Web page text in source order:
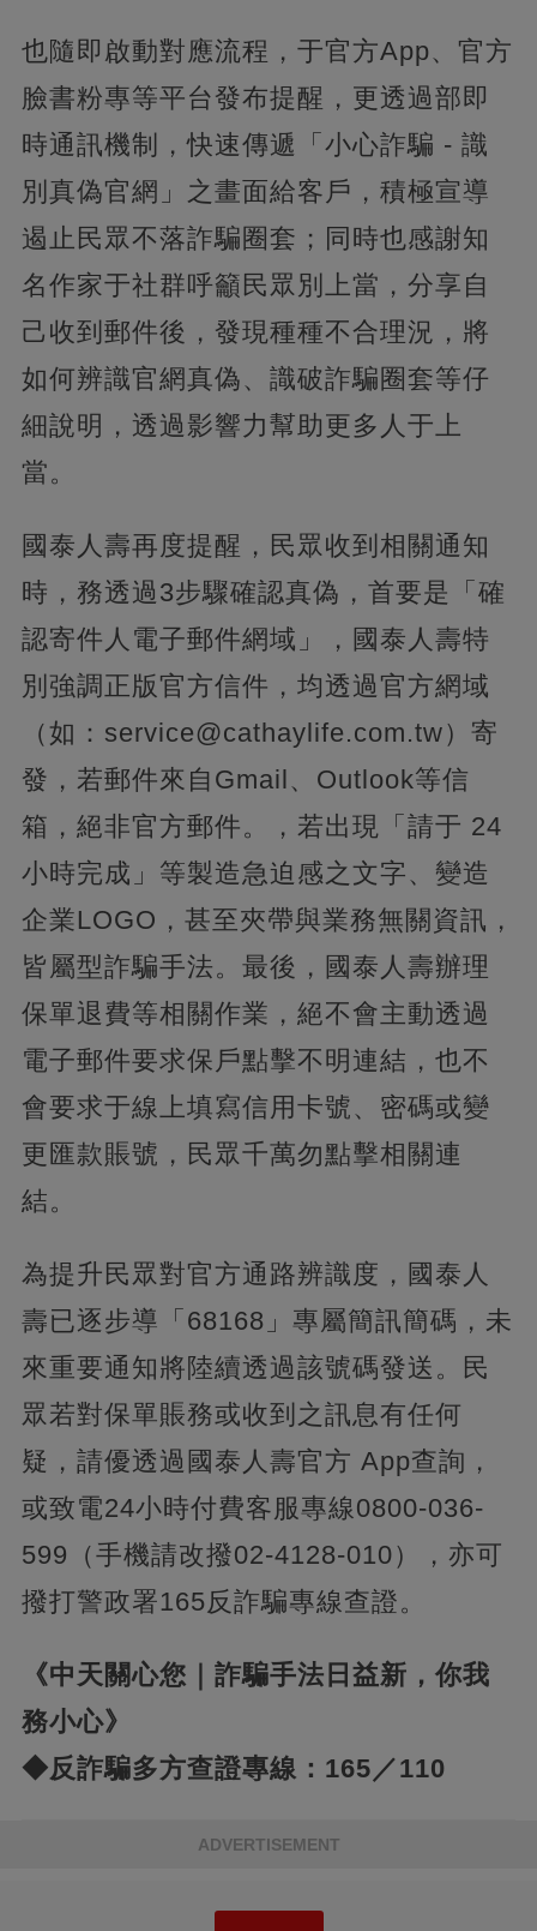
也隨即啟動對應流程，于官方App、官方
臉書粉專等平台發布提醒，更透過部即
時通訊機制，快速傳遞「小心詐騙 - 識
別真偽官網」之畫面給客戶，積極宣導
遏止民眾不落詐騙圈套；同時也感謝知
名作家于社群呼籲民眾別上當，分享自
己收到郵件後，發現種種不合理況，將
如何辨識官網真偽、識破詐騙圈套等仔
細說明，透過影響力幫助更多人于上
當。
國泰人壽再度提醒，民眾收到相關通知
時，務透過3步驟確認真偽，首要是「確
認寄件人電子郵件網域」，國泰人壽特
別強調正版官方信件，均透過官方網域
（如： service@cathaylife.com.tw）寄
發，若郵件來自Gmail、Outlook等信
箱，絕非官方郵件。，若出現「請于 24
小時完成」等製造急迫感之文字、變造
企業LOGO，甚至夾帶與業務無關資訊，
皆屬型詐騙手法。最後，國泰人壽辦理
保單退費等相關作業，絕不會主動透過
電子郵件要求保戶點擊不明連結，也不
會要求于線上填寫信用卡號、密碼或變
更匯款賬號，民眾千萬勿點擊相關連
結。
為提升民眾對官方通路辨識度，國泰人
壽已逐步導「68168」專屬簡訊簡碼，未
來重要通知將陸續透過該號碼發送。民
眾若對保單賬務或收到之訊息有任何
疑，請優透過國泰人壽官方 App查詢，
或致電24小時付費客服專線0800-036-
599（手機請改撥02-4128-010），亦可
撥打警政署165反詐騙專線查證。
《中天關心您｜詐騙手法日益新，你我
務小心》
◆反詐騙多方查證專線：165／110
ADVERTISEMENT